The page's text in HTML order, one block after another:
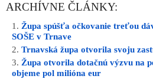
ARCHÍVNE ČLÁNKY:
Župa spúšťa očkovanie treťou
SOŠE v Trnave
Trnavská župa otvorila svoju
Župa otvorila dotačnú výzvu na
objeme pol milióna eur